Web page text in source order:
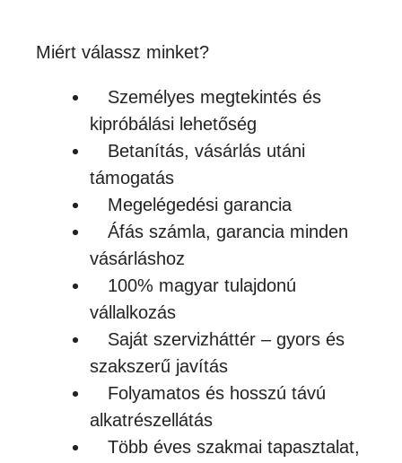
Miért válassz minket?
Személyes megtekintés és
kipróbálási lehetőség
Betanítás, vásárlás utáni
támogatás
Megelégedési garancia
Áfás számla, garancia minden
vásárláshoz
100% magyar tulajdonú
vállalkozás
Saját szervizháttér – gyors és
szakszerű javítás
Folyamatos és hosszú távú
alkatrészellátás
Több éves szakmai tapasztalat,